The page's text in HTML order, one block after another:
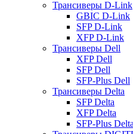
Трансиверы D-Link
GBIC D-Link
SFP D-Link
XFP D-Link
Трансиверы Dell
XFP Dell
SFP Dell
SFP-Plus Dell
Трансиверы Delta
SFP Delta
XFP Delta
SFP-Plus Delta